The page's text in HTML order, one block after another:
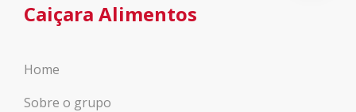
Caiçara Alimentos
Home
Sobre o grupo